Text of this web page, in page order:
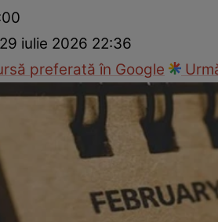
29 iulie 2026 22:36
preferată în Google